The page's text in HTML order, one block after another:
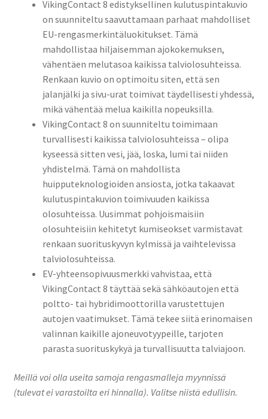
VikingContact 8 edistyksellinen kulutuspintakuvio
on suunniteltu saavuttamaan parhaat mahdolliset
EU-rengasmerkintäluokitukset. Tämä
mahdollistaa hiljaisemman ajokokemuksen,
vähentäen melutasoa kaikissa talviolosuhteissa.
Renkaan kuvio on optimoitu siten, että sen
jalanjälki ja sivu-urat toimivat täydellisesti yhdessä,
mikä vähentää melua kaikilla nopeuksilla.
VikingContact 8 on suunniteltu toimimaan
turvallisesti kaikissa talviolosuhteissa – olipa
kyseessä sitten vesi, jää, loska, lumi tai niiden
yhdistelmä. Tämä on mahdollista
huipputeknologioiden ansiosta, jotka takaavat
kulutuspintakuvion toimivuuden kaikissa
olosuhteissa. Uusimmat pohjoismaisiin
olosuhteisiin kehitetyt kumiseokset varmistavat
renkaan suorituskyvyn kylmissä ja vaihtelevissa
talviolosuhteissa.
EV-yhteensopivuusmerkki vahvistaa, että
VikingContact 8 täyttää sekä sähköautojen että
poltto- tai hybridimoottorilla varustettujen
autojen vaatimukset. Tämä tekee siitä erinomaisen
valinnan kaikille ajoneuvotyypeille, tarjoten
parasta suorituskykyä ja turvallisuutta talviajoon.
Meillä voi olla useita samoja rengasmalleja myynnissä
(tulevat ei varastoilta eri hinnalla). Valitse niistä edullisin.